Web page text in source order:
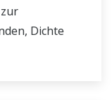
Dichte